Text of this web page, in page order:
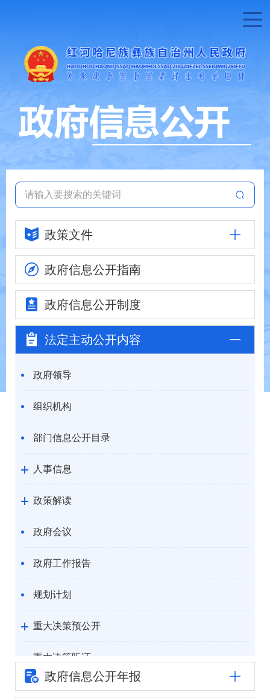
政策文件
政府信息公开指南
政府信息公开制度
法定主动公开内容
政府领导
组织机构
部门信息公开目录
人事信息
政策解读
政府会议
政府工作报告
规划计划
重大决策预公开
重大决策听证
统计信息
政府信息公开年报